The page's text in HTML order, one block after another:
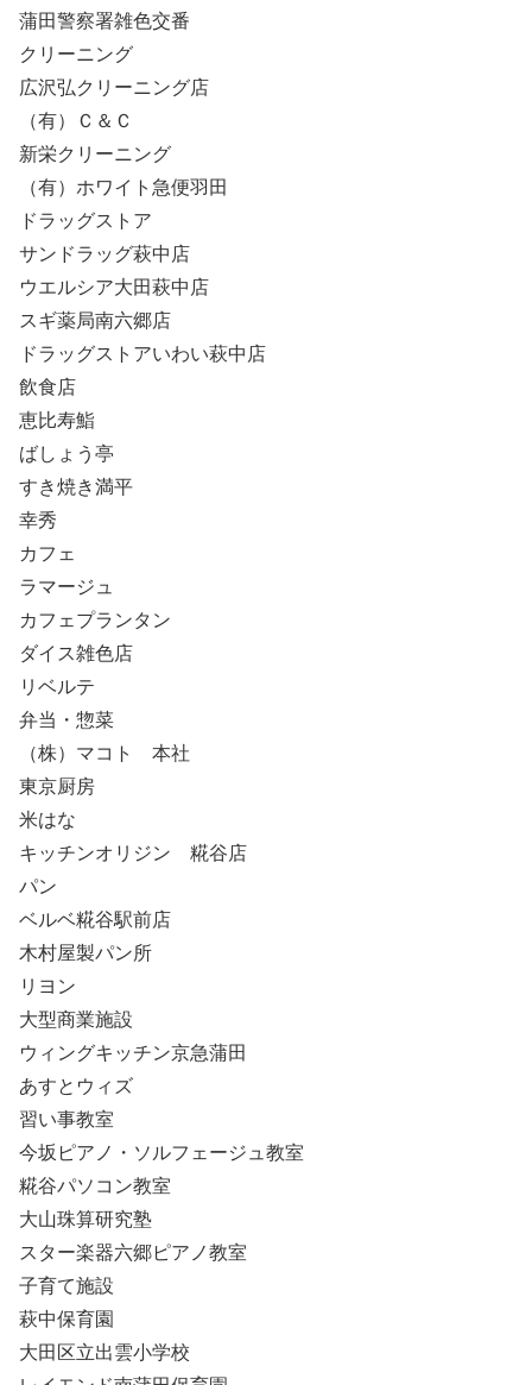
蒲田警察署雑色交番
クリーニング
広沢弘クリーニング店
（有）Ｃ＆Ｃ
新栄クリーニング
（有）ホワイト急便羽田
ドラッグストア
サンドラッグ萩中店
ウエルシア大田萩中店
スギ薬局南六郷店
ドラッグストアいわい萩中店
飲食店
恵比寿鮨
ばしょう亭
すき焼き満平
幸秀
カフェ
ラマージュ
カフェプランタン
ダイス雑色店
リベルテ
弁当・惣菜
（株）マコト 本社
東京厨房
米はな
キッチンオリジン 糀谷店
パン
ベルベ糀谷駅前店
木村屋製パン所
リヨン
大型商業施設
ウィングキッチン京急蒲田
あすとウィズ
習い事教室
今坂ピアノ・ソルフェージュ教室
糀谷パソコン教室
大山珠算研究塾
スター楽器六郷ピアノ教室
子育て施設
萩中保育園
大田区立出雲小学校